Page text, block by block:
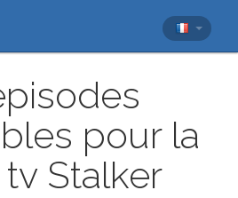
pour la
Stalker